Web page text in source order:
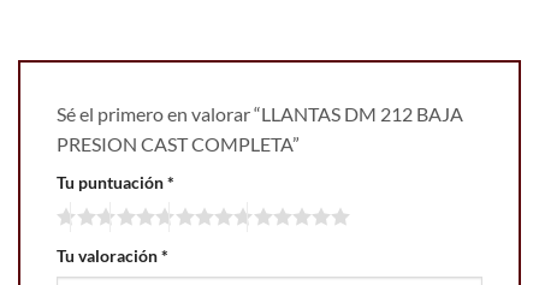
Sé el primero en valorar “LLANTAS DM 212 BAJA
PRESION CAST COMPLETA”
Tu puntuación*
Tu valoración*